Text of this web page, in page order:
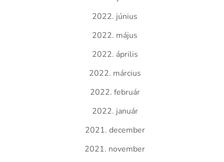
2022. június
2022. május
2022. április
2022. március
2022. február
2022. január
2021. december
2021. november